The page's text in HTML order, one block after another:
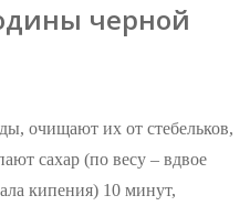
черной
очищают их от стебельков,
сахар (по весу – вдвое
кипения) 10 минут,